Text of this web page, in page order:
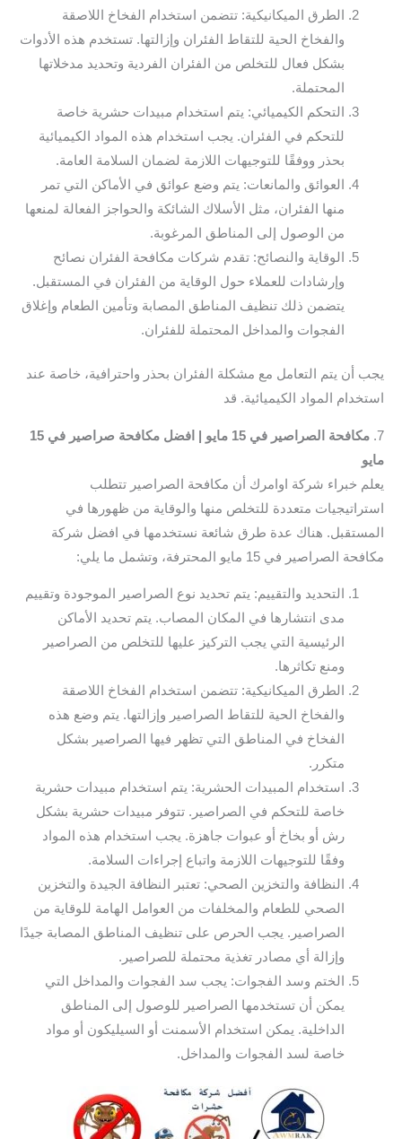
الطرق الميكانيكية: تتضمن استخدام الفخاخ اللاصقة
والفخاخ الحية للتقاط الفئران وإزالتها. تستخدم هذه الأدوات
بشكل فعال للتخلص من الفئران الفردية وتحديد مدخلاتها
المحتملة.
التحكم الكيميائي: يتم استخدام مبيدات حشرية خاصة
للتحكم في الفئران. يجب استخدام هذه المواد الكيميائية
بحذر ووفقًا للتوجيهات اللازمة لضمان السلامة العامة.
العوائق والمانعات: يتم وضع عوائق في الأماكن التي تمر
منها الفئران، مثل الأسلاك الشائكة والحواجز الفعالة لمنعها
من الوصول إلى المناطق المرغوبة.
الوقاية والنصائح: تقدم شركات مكافحة الفئران نصائح
وإرشادات للعملاء حول الوقاية من الفئران في المستقبل.
يتضمن ذلك تنظيف المناطق المصابة وتأمين الطعام وإغلاق
الفجوات والمداخل المحتملة للفئران.
يجب أن يتم التعامل مع مشكلة الفئران بحذر واحترافية، خاصة عند
استخدام المواد الكيميائية. قد
7.
مكافحة الصراصير في 15 مايو | افضل مكافحة صراصير في 15
مايو
يعلم خبراء شركة اوامرك أن مكافحة الصراصير تتطلب
استراتيجيات متعددة للتخلص منها والوقاية من ظهورها في
المستقبل. هناك عدة طرق شائعة نستخدمها في افضل شركة
مكافحة الصراصير في 15 مايو المحترفة، وتشمل ما يلي:
التحديد والتقييم: يتم تحديد نوع الصراصير الموجودة وتقييم
مدى انتشارها في المكان المصاب. يتم تحديد الأماكن
الرئيسية التي يجب التركيز عليها للتخلص من الصراصير
ومنع تكاثرها.
الطرق الميكانيكية: تتضمن استخدام الفخاخ اللاصقة
والفخاخ الحية للتقاط الصراصير وإزالتها. يتم وضع هذه
الفخاخ في المناطق التي تظهر فيها الصراصير بشكل
متكرر.
استخدام المبيدات الحشرية: يتم استخدام مبيدات حشرية
خاصة للتحكم في الصراصير. تتوفر مبيدات حشرية بشكل
رش أو بخاخ أو عبوات جاهزة. يجب استخدام هذه المواد
وفقًا للتوجيهات اللازمة واتباع إجراءات السلامة.
النظافة والتخزين الصحي: تعتبر النظافة الجيدة والتخزين
الصحي للطعام والمخلفات من العوامل الهامة للوقاية من
الصراصير. يجب الحرص على تنظيف المناطق المصابة جيدًا
وإزالة أي مصادر تغذية محتملة للصراصير.
الختم وسد الفجوات: يجب سد الفجوات والمداخل التي
يمكن أن تستخدمها الصراصير للوصول إلى المناطق
الداخلية. يمكن استخدام الأسمنت أو السيليكون أو مواد
خاصة لسد الفجوات والمداخل.